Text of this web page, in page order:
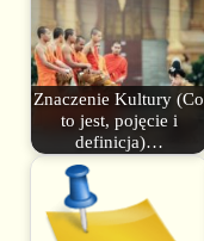
Znaczenie Kultury (Co
to jest, pojęcie i
definicja)…